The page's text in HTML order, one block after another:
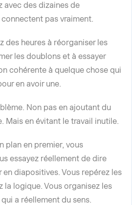
avec des dizaines de
pas vraiment.
des heures à réorganiser les
les doublons et à essayer
cohérente à quelque chose qui
en avoir une.
Non pas en ajoutant du
Mais en évitant le travail inutile.
plan en premier, vous
essayez réellement de dire
en diapositives. Vous repérez les
la logique. Vous organisez les
a réellement du sens.